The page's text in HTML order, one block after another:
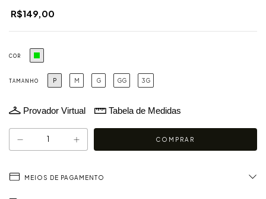
R$149,00
COR
TAMANHO P M G GG 3G
Provador Virtual Tabela de Medidas
MEIOS DE PAGAMENTO